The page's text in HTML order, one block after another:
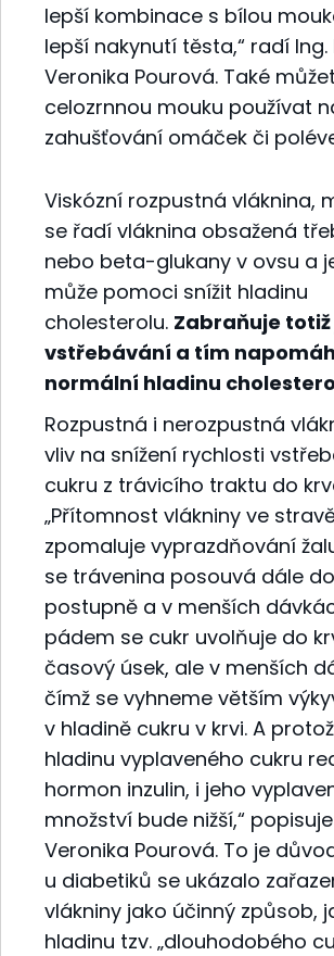
lepší kombinace s bílou
lepší nakynutí těsta,“ radí Ing.
Veronika Pourová. Také
celozrnnou mouku používat
zahušťování omáček či
Viskózní rozpustná vláknina,
se řadí vláknina obsažená
nebo beta-glukany v ovsu a
může pomoci snížit hladinu
cholesterolu. Zabraňuje totiž
vstřebávání a tím
normální hladinu
Rozpustná i nerozpustná
vliv na snížení rychlosti
cukru z trávicího traktu do
„Přítomnost vlákniny ve
zpomaluje vyprazdňování
se trávenina posouvá dále
postupně a v menších
pádem se cukr uvolňuje do
časový úsek, ale v menších
čímž se vyhneme větším
v hladině cukru v krvi. A
hladinu vyplaveného cukru
hormon inzulin, i jeho
množství bude nižší,“
Veronika Pourová. To je
u diabetiků se ukázalo
vlákniny jako účinný způsob,
hladinu tzv. „dlouhodobého